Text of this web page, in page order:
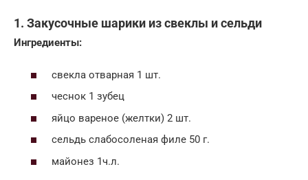
1. Закусочные шарики из свеклы и сельди
Ингредиенты:
свекла отварная 1 шт.
чеснок 1 зубец
яйцо вареное (желтки) 2 шт.
сельдь слабосоленая филе 50 г.
майонез 1ч.л.